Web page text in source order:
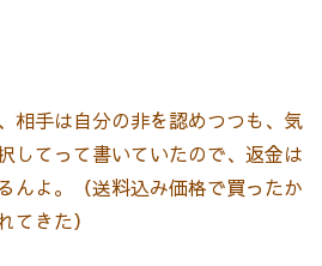
相手は自分の非を認めつつも、気
してって書いていたので、返金は
んよ。（送料込み価格で買ったか
てきた）